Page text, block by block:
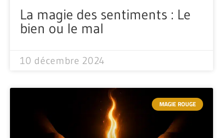
La magie des sentiments : Le
bien ou le mal
10 décembre 2024
MAGIE ROUGE